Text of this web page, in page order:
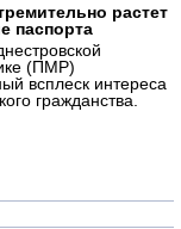
растет
паспорта
(ПМР)
всплеск интереса
гражданства.